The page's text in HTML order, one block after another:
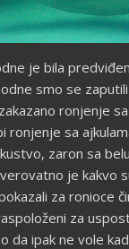
je bila
smo se
ronjenje
ronjenje sa
zaron sa
je kakvo
za ronioce
za
da ipak ne vole